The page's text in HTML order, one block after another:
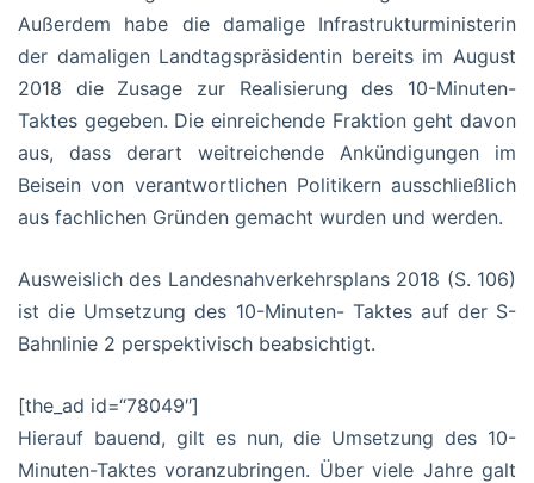
Außerdem habe die damalige Infrastrukturministerin
der damaligen Landtagspräsidentin bereits im August
2018 die Zusage zur Realisierung des 10-Minuten-
Taktes gegeben. Die einreichende Fraktion geht davon
aus, dass derart weitreichende Ankündigungen im
Beisein von verantwortlichen Politikern ausschließlich
aus fachlichen Gründen gemacht wurden und werden.
Ausweislich des Landesnahverkehrsplans 2018 (S. 106)
ist die Umsetzung des 10-Minuten- Taktes auf der S-
Bahnlinie 2 perspektivisch beabsichtigt.
[the_ad id=“78049″]
Hierauf bauend, gilt es nun, die Umsetzung des 10-
Minuten-Taktes voranzubringen. Über viele Jahre galt